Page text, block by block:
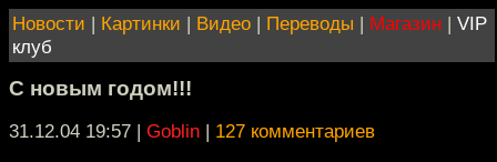
Новости | Картинки | Видео | Переводы | Магазин | VIP
клуб
С новым годом!!!
31.12.04 19:57 | Goblin | 127 комментариев